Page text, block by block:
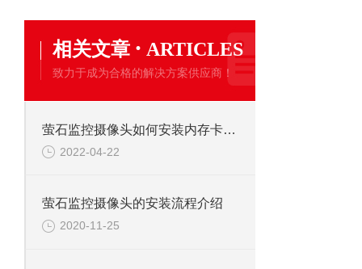
相关文章 · ARTICLES
致力于成为合格的解决方案供应商！
萤石监控摄像头如何安装内存卡，须注意什么？
2022-04-22
萤石监控摄像头的安装流程介绍
2020-11-25